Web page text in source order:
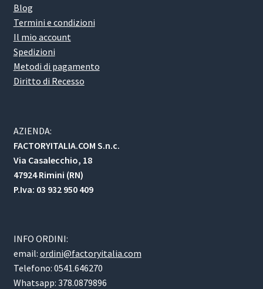
Blog
Termini e condizioni
Il mio account
Spedizioni
Metodi di pagamento
Diritto di Recesso
AZIENDA:
FACTORYITALIA.COM S.n.c.
Via Casalecchio, 18
47924 Rimini (RN)
P.Iva: 03 932 950 409
INFO ORDINI:
email: ordini@factoryitalia.com
Telefono: 0541.646270
Whatsapp: 378.0879896